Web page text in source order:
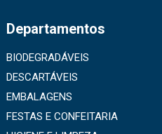
Departamentos
BIODEGRADÁVEIS
DESCARTÁVEIS
EMBALAGENS
FESTAS E CONFEITARIA